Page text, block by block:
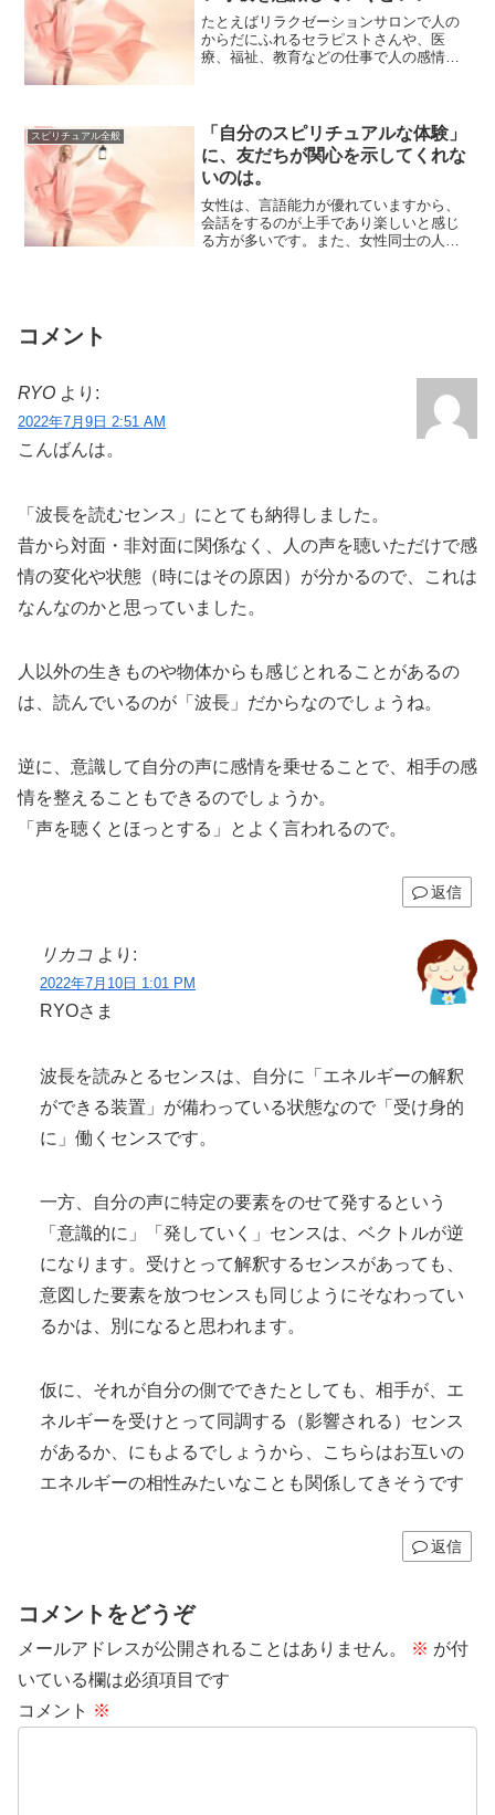
たとえばリラクゼーションサロンで人の
からだにふれるセラピストさんや、医
療、福祉、教育などの仕事で人の感情を
スピリチュアル全般
「自分のスピリチュアルな体験」
に、友だちが関心を示してくれな
いのは。
女性は、言語能力が優れていますから、
会話をするのが上手であり楽しいと感じ
る方が多いです。また、女性同士の人間
コメント
RYO より:
2022年7月9日 2:51 AM
こんばんは。
「波長を読むセンス」にとても納得しました。
昔から対面・非対面に関係なく、人の声を聴いただけで感
情の変化や状態（時にはその原因）が分かるので、これは
なんなのかと思っていました。
人以外の生きものや物体からも感じとれることがあるの
は、読んでいるのが「波長」だからなのでしょうね。
逆に、意識して自分の声に感情を乗せることで、相手の感
情を整えることもできるのでしょうか。
「声を聴くとほっとする」とよく言われるので。
返信
リカコ より:
2022年7月10日 1:01 PM
RYOさま
波長を読みとるセンスは、自分に「エネルギーの解釈
ができる装置」が備わっている状態なので「受け身的
に」働くセンスです。
一方、自分の声に特定の要素をのせて発するという
「意識的に」「発していく」センスは、ベクトルが逆
になります。受けとって解釈するセンスがあっても、
意図した要素を放つセンスも同じようにそなわってい
るかは、別になると思われます。
仮に、それが自分の側でできたとしても、相手が、エ
ネルギーを受けとって同調する（影響される）センス
があるか、にもよるでしょうから、こちらはお互いの
エネルギーの相性みたいなことも関係してきそうです
返信
コメントをどうぞ
メールアドレスが公開されることはありません。 ※ が付
いている欄は必須項目です
コメント ※